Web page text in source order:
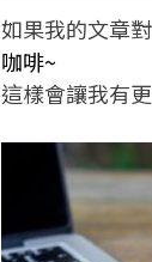
如果我的文章
咖啡~
這樣會讓我有